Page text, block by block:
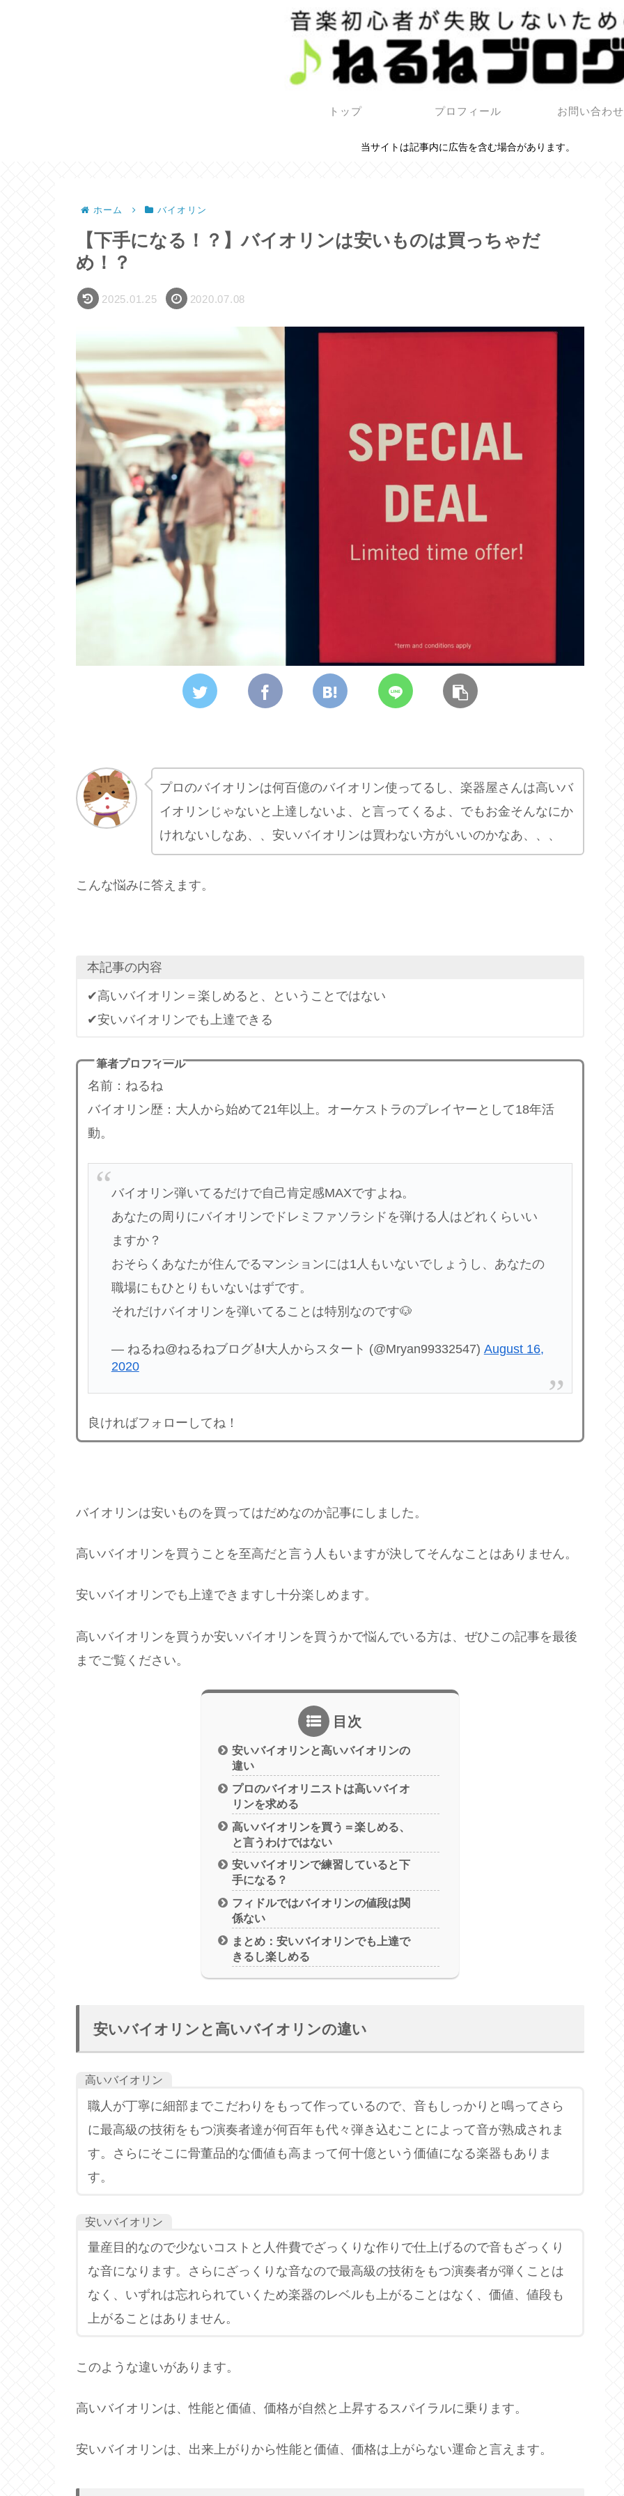
トップ プロフィール お問い合わせ
当サイトは記事内に広告を含む場合があります。
ホーム バイオリン
【下手になる！？】バイオリンは安いものは買っちゃだ
め！？
2025.01.25 2020.07.08
プロのバイオリンは何百億のバイオリン使ってるし、楽器屋さんは高いバ
イオリンじゃないと上達しないよ、と言ってくるよ、でもお金そんなにか
けれないしなあ、、安いバイオリンは買わない方がいいのかなあ、、、
こんな悩みに答えます。
本記事の内容
✔︎高いバイオリン＝楽しめると、ということではない
✔︎安いバイオリンでも上達できる
筆者プロフィール
名前：ねるね
バイオリン歴：大人から始めて21年以上。オーケストラのプレイヤーとして18年活
動。
バイオリン弾いてるだけで自己肯定感MAXですよね。
あなたの周りにバイオリンでドレミファソラシドを弾ける人はどれくらいい
ますか？
おそらくあなたが住んでるマンションには1人もいないでしょうし、あなたの
職場にもひとりもいないはずです。
それだけバイオリンを弾いてることは特別なのです🐶
— ねるね@ねるねブログ🎻大人からスタート (@Mryan99332547) August 16,
2020
良ければフォローしてね！
バイオリンは安いものを買ってはだめなのか記事にしました。
高いバイオリンを買うことを至高だと言う人もいますが決してそんなことはありません。
安いバイオリンでも上達できますし十分楽しめます。
高いバイオリンを買うか安いバイオリンを買うかで悩んでいる方は、ぜひこの記事を最後
までご覧ください。
目次
安いバイオリンと高いバイオリンの
違い
プロのバイオリニストは高いバイオ
リンを求める
高いバイオリンを買う＝楽しめる、
と言うわけではない
安いバイオリンで練習していると下
手になる？
フィドルではバイオリンの値段は関
係ない
まとめ：安いバイオリンでも上達で
きるし楽しめる
安いバイオリンと高いバイオリンの違い
高いバイオリン
職人が丁寧に細部までこだわりをもって作っているので、音もしっかりと鳴ってさら
に最高級の技術をもつ演奏者達が何百年も代々弾き込むことによって音が熟成されま
す。さらにそこに骨董品的な価値も高まって何十億という価値になる楽器もありま
す。
安いバイオリン
量産目的なので少ないコストと人件費でざっくりな作りで仕上げるので音もざっくり
な音になります。さらにざっくりな音なので最高級の技術をもつ演奏者が弾くことは
なく、いずれは忘れられていくため楽器のレベルも上がることはなく、価値、値段も
上がることはありません。
このような違いがあります。
高いバイオリンは、性能と価値、価格が自然と上昇するスパイラルに乗ります。
安いバイオリンは、出来上がりから性能と価値、価格は上がらない運命と言えます。